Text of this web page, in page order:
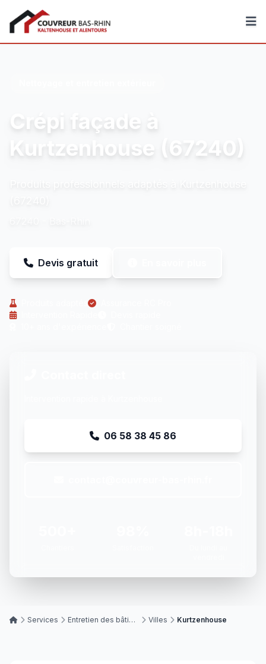
Couvreur Bas-Rhin
Crépi façade à
Kurtzenhouse (67240)
Devis gratuit
06 58 38 45 86
Services Entretien des bâtiments Villes Kurtzenhouse